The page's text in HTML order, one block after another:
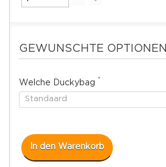
GEWUNSCHTE OPTIONEN
Welche Duckybag *
In den Warenkorb